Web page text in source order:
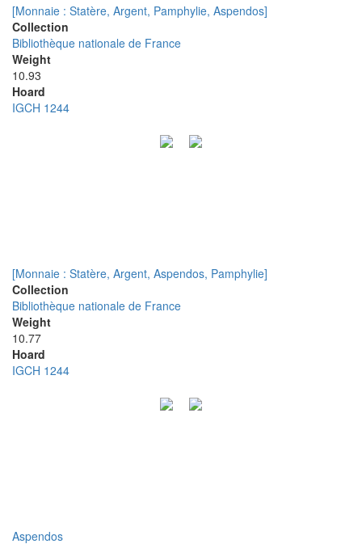
[Monnaie : Statère, Argent, Pamphylie, Aspendos]
Collection
Bibliothèque nationale de France
Weight
10.93
Hoard
IGCH 1244
[Monnaie : Statère, Argent, Aspendos, Pamphylie]
Collection
Bibliothèque nationale de France
Weight
10.77
Hoard
IGCH 1244
Aspendos